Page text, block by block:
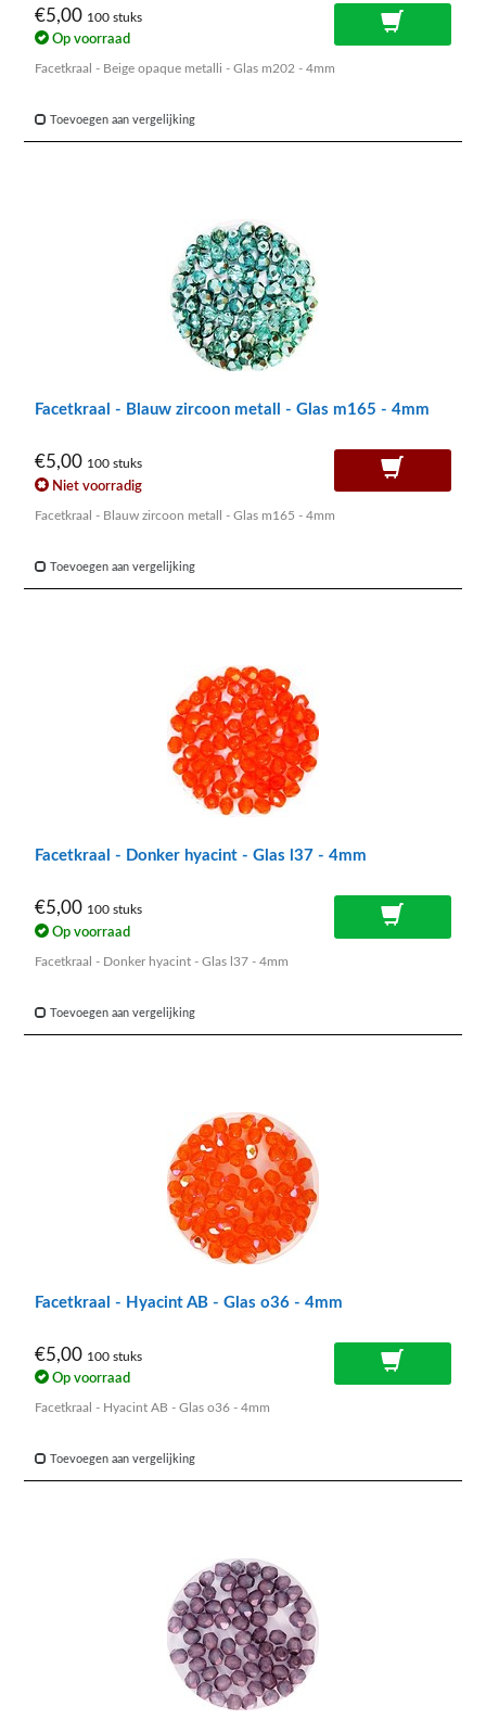
€5,00 100 stuks
Op voorraad
Facetkraal - Beige opaque metalli - Glas m202 - 4mm
Toevoegen aan vergelijking
Facetkraal - Blauw zircoon metall - Glas m165 - 4mm
€5,00 100 stuks
Niet voorradig
Facetkraal - Blauw zircoon metall - Glas m165 - 4mm
Toevoegen aan vergelijking
Facetkraal - Donker hyacint - Glas l37 - 4mm
€5,00 100 stuks
Op voorraad
Facetkraal - Donker hyacint - Glas l37 - 4mm
Toevoegen aan vergelijking
Facetkraal - Hyacint AB - Glas o36 - 4mm
€5,00 100 stuks
Op voorraad
Facetkraal - Hyacint AB - Glas o36 - 4mm
Toevoegen aan vergelijking